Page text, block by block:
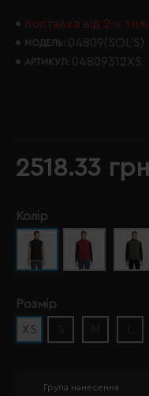
поставка від 2-х
МОДЕЛЬ: 04809(SOL’S)
АРТИКУЛ: 04809312XS
2518.33 грн
Колір
Розмір
XS
Група нанесення